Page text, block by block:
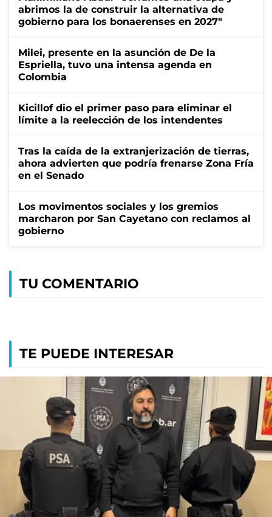
abrimos la de construir la alternativa de
gobierno para los bonaerenses en 2027"
Milei, presente en la asunción de De la
Espriella, tuvo una intensa agenda en
Colombia
Kicillof dio el primer paso para eliminar el
límite a la reelección de los intendentes
Tras la caída de la extranjerización de tierras,
ahora advierten que podría frenarse Zona Fría
en el Senado
Los movimentos sociales y los gremios
marcharon por San Cayetano con reclamos al
gobierno
TU COMENTARIO
TE PUEDE INTERESAR